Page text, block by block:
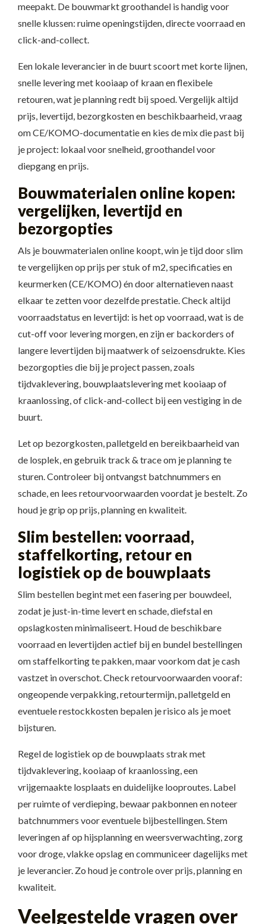
meepakt. De bouwmarkt groothandel is handig voor
snelle klussen: ruime openingstijden, directe voorraad en
click-and-collect.
Een lokale leverancier in de buurt scoort met korte lijnen,
snelle levering met kooiaap of kraan en flexibele
retouren, wat je planning redt bij spoed. Vergelijk altijd
prijs, levertijd, bezorgkosten en beschikbaarheid, vraag
om CE/KOMO-documentatie en kies de mix die past bij
je project: lokaal voor snelheid, groothandel voor
diepgang en prijs.
Bouwmaterialen online kopen:
vergelijken, levertijd en
bezorgopties
Als je bouwmaterialen online koopt, win je tijd door slim
te vergelijken op prijs per stuk of m2, specificaties en
keurmerken (CE/KOMO) én door alternatieven naast
elkaar te zetten voor dezelfde prestatie. Check altijd
voorraadstatus en levertijd: is het op voorraad, wat is de
cut-off voor levering morgen, en zijn er backorders of
langere levertijden bij maatwerk of seizoensdrukte. Kies
bezorgopties die bij je project passen, zoals
tijdvaklevering, bouwplaatslevering met kooi­aap of
kraanlossing, of click-and-collect bij een vestiging in de
buurt.
Let op bezorgkosten, palletgeld en bereikbaarheid van
de losplek, en gebruik track & trace om je planning te
sturen. Controleer bij ontvangst batchnummers en
schade, en lees retourvoorwaarden voordat je bestelt. Zo
houd je grip op prijs, planning en kwaliteit.
Slim bestellen: voorraad,
staffelkorting, retour en
logistiek op de bouwplaats
Slim bestellen begint met een fasering per bouwdeel,
zodat je just-in-time levert en schade, diefstal en
opslagkosten minimaliseert. Houd de beschikbare
voorraad en levertijden actief bij en bundel bestellingen
om staffelkorting te pakken, maar voorkom dat je cash
vastzet in overschot. Check retourvoorwaarden vooraf:
ongeopende verpakking, retourtermijn, palletgeld en
eventuele restockkosten bepalen je risico als je moet
bijsturen.
Regel de logistiek op de bouwplaats strak met
tijdvaklevering, kooiaap of kraanlossing, een
vrijgemaakte losplaats en duidelijke looproutes. Label
per ruimte of verdieping, bewaar pakbonnen en noteer
batchnummers voor eventuele bijbestellingen. Stem
leveringen af op hijsplanning en weersverwachting, zorg
voor droge, vlakke opslag en communiceer dagelijks met
je leverancier. Zo houd je controle over prijs, planning en
kwaliteit.
Veelgestelde vragen over